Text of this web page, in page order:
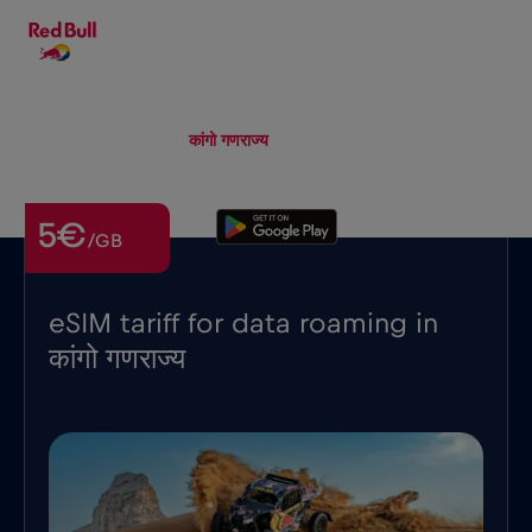
कांगो गणराज्य
eSIM tariff for data roaming in
कांगो गणराज्य
5€/GB